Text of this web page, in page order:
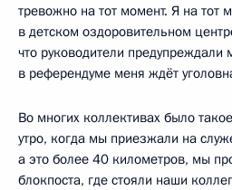
тревожно на тот момент. Я на тот
в детском оздоровительном
что руководители предупреждали
в референдуме меня ждёт
Во многих коллективах было
утро, когда мы приезжали на
а это более 40 километров, мы
блокпоста, где стояли наши